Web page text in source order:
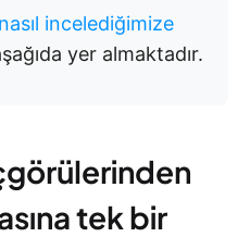
incelediğimize
yer almaktadır.
tek bir